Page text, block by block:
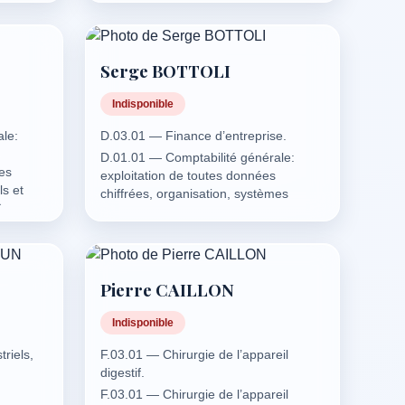
urbains associés.
et
et
Serge BOTTOLI
Indisponible
D.03.01 — Finance d’entreprise.
D.01.01 — Comptabilité générale:
exploitation de toutes données
chiffrées, organisation, systèmes
règlementaire, comptabilité analytique
D.03.01 — Finance d’entreprise.
D.04.01 — Analyse de gestion.
D.07.01 — Expertises sur la situation
des entreprises en difficulté: missions
pour le juge d’assistance,
d’investigation (art. L. 813-1 du code
Pierre CAILLON
Indisponible
F.03.01 — Chirurgie de l’appareil
digestif.
F.03.01 — Chirurgie de l’appareil